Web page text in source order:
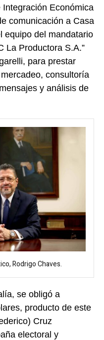
Económica
comunicación a Casa
equipo del mandatario
La Productora S.A.”
para prestar
consultoría
y análisis de
Rodrigo Chaves.
se obligó a
producto de este
Cruz
electoral y